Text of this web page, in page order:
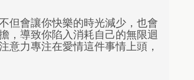
但會讓你快樂的時光減少，也會
，導致你陷入消耗自己的無限迴
意力專注在愛情這件事情上頭，